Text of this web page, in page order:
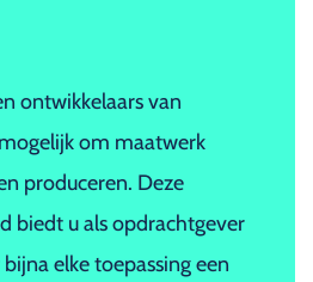
ontwikkelaars van
om maatwerk
produceren. Deze
biedt u als opdrachtgever
elke toepassing een